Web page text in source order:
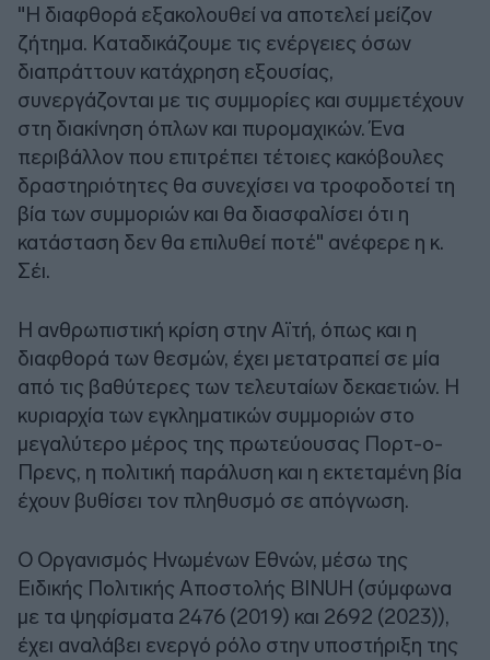
"Η διαφθορά εξακολουθεί να αποτελεί μείζον
ζήτημα. Καταδικάζουμε τις ενέργειες όσων
διαπράττουν κατάχρηση εξουσίας,
συνεργάζονται με τις συμμορίες και συμμετέχουν
στη διακίνηση όπλων και πυρομαχικών. Ένα
περιβάλλον που επιτρέπει τέτοιες κακόβουλες
δραστηριότητες θα συνεχίσει να τροφοδοτεί τη
βία των συμμοριών και θα διασφαλίσει ότι η
κατάσταση δεν θα επιλυθεί ποτέ" ανέφερε η κ.
Σέι.
Η ανθρωπιστική κρίση στην Αϊτή, όπως και η
διαφθορά των θεσμών, έχει μετατραπεί σε μία
από τις βαθύτερες των τελευταίων δεκαετιών. Η
κυριαρχία των εγκληματικών συμμοριών στο
μεγαλύτερο μέρος της πρωτεύουσας Πορτ-ο-
Πρενς, η πολιτική παράλυση και η εκτεταμένη βία
έχουν βυθίσει τον πληθυσμό σε απόγνωση.
Ο Οργανισμός Ηνωμένων Εθνών, μέσω της
Ειδικής Πολιτικής Αποστολής BINUH (σύμφωνα
με τα ψηφίσματα 2476 (2019) και 2692 (2023)),
έχει αναλάβει ενεργό ρόλο στην υποστήριξη της